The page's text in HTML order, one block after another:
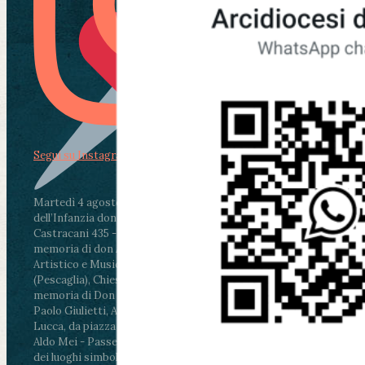
Martedì 4 agosto2026
ore 11:30 - Lucca, Scuola
dell’Infanzia don Aldo Mei - Viale Castruccio
Castracani 435 - Inaugurazione murales in
memoria di don Aldo Mei curato dal Liceo
Artistico e Musicale “Passaglia”
ore 18 - Fiano
(Pescaglia), Chiesa parrocchiale - Messa in
memoria di Don Aldo Mei celebrata da mons.
Paolo Giulietti, Arcivescovo di Lucca
ore 20.30 -
Lucca, da piazza San Michele al Cippo di don
Aldo Mei - Passeggiata della Memoria in alcuni
dei luoghi simbolo della città. Ritrovo alle ore
Segui su Instagram